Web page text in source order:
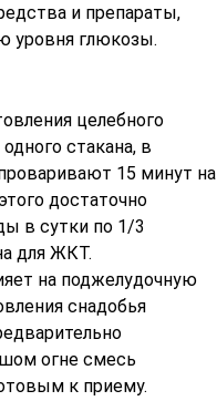
и препараты,
уровня глюкозы.
целебного
стакана, в
15 минут на
достаточно
в сутки по 1/3
для ЖКТ.
на поджелудочную
снадобья
огне смесь
к приему.